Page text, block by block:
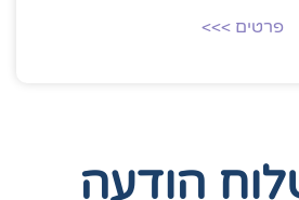
פרטים >>>
הודעה